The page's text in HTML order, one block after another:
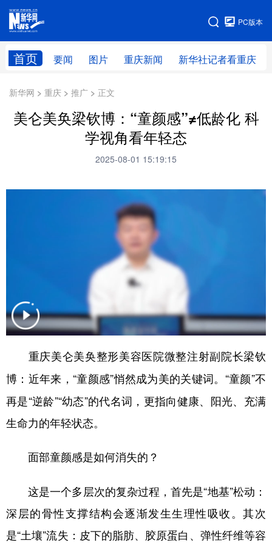
PC版本
首页 要闻 图片 重庆新闻 新华社记者看重庆
网站地图
新华网 > 重庆 > 推广 > 正文
美仑美奂梁钦博：“童颜感”≠低龄化 科
学视角看年轻态
2025-08-01 15:19:15
重庆美仑美奂整形美容医院微整注射副院长梁钦
博： 近年来，“童颜感”悄然成为美的关键词。“童颜”不
再是“逆龄”“幼态”的代名词，更指向健康、阳光、充满
生命力的年轻状态。
面部童颜感是如何消失的？
这是一个多层次的复杂过程，首先是“地基”松动：
深层的骨性支撑结构会逐渐发生生理性吸收。其次
是“土壤”流失：皮下的脂肪、胶原蛋白、弹性纤维等容